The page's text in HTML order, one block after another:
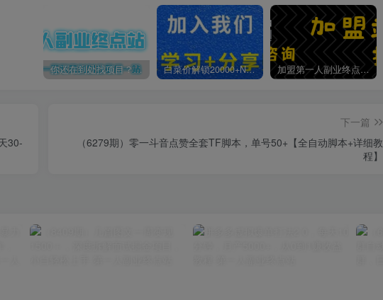
你还在到处找项目？还在当韭菜？我靠卖项目一个月收入5万+，曾经我也是个失败者。 白菜价解锁20000+N个赚钱机会，加入第一人副业终点站会员，全站资源免费学习。 加盟第一人副业终点站，搭建同款项目资源站，实现日入2000+
30-
下一篇
（6279期）零一斗音点赞全套TF脚本，单号50+【全自动脚本+详细教
程】